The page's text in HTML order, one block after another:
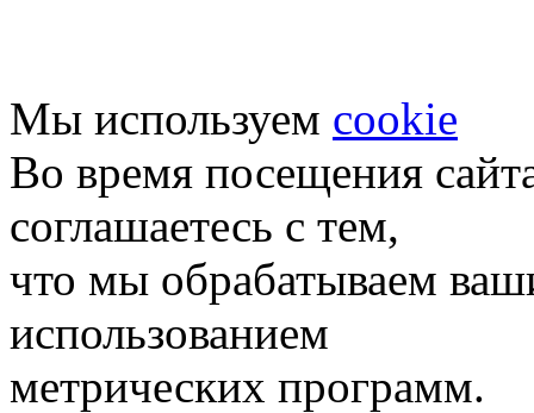
Мы используем cookie
Во время посещения
соглашаетесь с тем,
что мы обрабатываем
использованием
метрических программ.